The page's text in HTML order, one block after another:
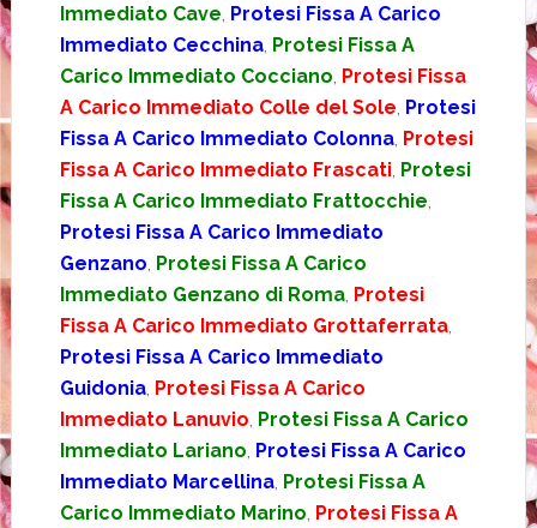
Immediato Cave Protesi Fissa A Carico
Immediato Cecchina, Protesi Fissa A
Carico Immediato Cocciano Protesi Fissa
A Carico Immediato Colle del Sole Protesi
Fissa A Carico Immediato Colonna, Protesi
Fissa A Carico Immediato Frascati, Protesi
Fissa A Carico Immediato Frattocchie
Protesi Fissa A Carico Immediato
Genzano Protesi Fissa A Carico
Immediato Genzano di Roma, Protesi
Fissa A Carico Immediato Grottaferrata,
Protesi Fissa A Carico Immediato
Guidonia, Protesi Fissa A Carico
Immediato Lanuvio Protesi Fissa A Carico
Immediato Lariano Protesi Fissa A Carico
Immediato Marcellina, Protesi Fissa A
Carico Immediato Marino Protesi Fissa A